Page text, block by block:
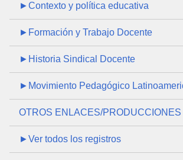
►Contexto y política educativa
►Formación y Trabajo Docente
►Historia Sindical Docente
►Movimiento Pedagógico
OTROS ENLACES/PRODUCCIONES
►Ver todos los registros